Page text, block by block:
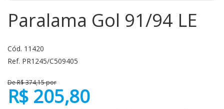
Paralama Gol 91/94 LE
Cód. 11420
Ref. PR1245/C509405
De R$ 374,15 por
R$ 205,80